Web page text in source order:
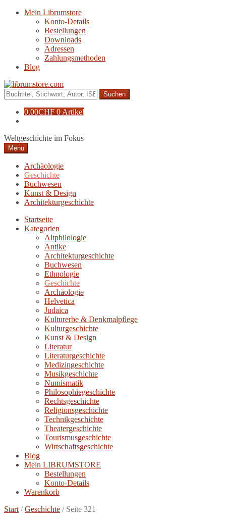
Navigation
Zum
Mein Librumstore
Konto-Details
Bestellungen
Downloads
Adressen
Zahlungsmethoden
Blog
Suche
nach:
0.00CHF 0 Artikel
Weltgeschichte im Fokus
Menü
Archäologie
Geschichte
Buchwesen
Kunst & Design
Architekturgeschichte
Startseite
Kategorien
Altphilologie
Antike
Architekturgeschichte
Buchwesen
Ethnologie
Geschichte
Archäologie
Helvetica
Judaica
Kulturerbe & Denkmalpflege
Kulturgeschichte
Kunst & Design
Literatur
Literaturgeschichte
Medizingeschichte
Musikgeschichte
Numismatik
Philosophiegeschichte
Rechtsgeschichte
Religionsgeschichte
Technikgeschichte
Theatergeschichte
Tourismusgeschichte
Wirtschaftsgeschichte
Blog
Mein LIBRUMSTORE
Bestellungen
Konto-Details
Warenkorb
Start /Geschichte / Seite 321